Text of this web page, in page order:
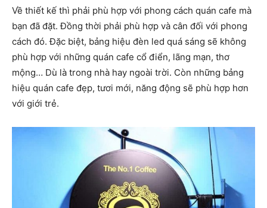
Về thiết kế thì phải phù hợp với phong cách quán cafe mà
bạn đã đặt. Đồng thời phải phù hợp và cân đối với phong
cách đó. Đặc biệt, bảng hiệu đèn led quá sáng sẽ không
phù hợp với những quán cafe cổ điển, lãng mạn, thơ
mộng… Dù là trong nhà hay ngoài trời. Còn những bảng
hiệu quán cafe đẹp, tươi mới, năng động sẽ phù hợp hơn
với giới trẻ.